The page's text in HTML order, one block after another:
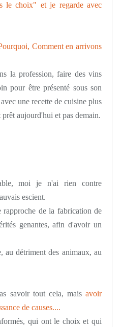
le choix" et je regarde avec
Comment en arrivons
la profession, faire des vins
pour être présenté sous son
une recette de cuisine plus
aujourd'hui et pas demain.
moi je n'ai rien contre
escient.
rapproche de la fabrication de
genantes, afin d'avoir un
au détriment des animaux, au
savoir tout cela, mais avoir
de causes....
qui ont le choix et qui